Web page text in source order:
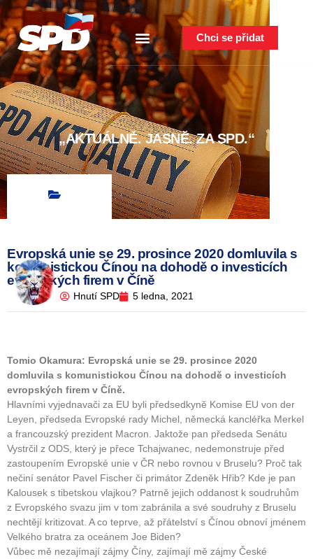
Chci se přidat
„AKTUÁLNĚ. JASNĚ. ZA SPD.“
Evropská unie se 29. prosince 2020 domluvila s
komunistickou Čínou na dohodě o investicích
evropských firem v Číně
Hnutí SPD 5 ledna, 2021
Tomio Okamura: Evropská unie se 29. prosince 2020
domluvila s komunistickou Čínou na dohodě o investicích
evropských firem v Číně.
Hlavními vyjednavači za EU byli předsedkyně Komise EU von der
Leyen, předseda Evropské rady Michel, německá kancléřka Merkel
a francouzský prezident Macron. Jaktože pan předseda Senátu
Vystrčil z ODS, který je přece Tchajwanec, nedemonstruje před
zastoupením Evropské unie v ČR nebo rovnou v Bruselu? Proč tak
nečiní senátor Pavel Fischer či primátor Zdeněk Hřib? Kde je pan
Kalousek s tibetskou vlajkou? Patrně jejich oddanost k soudruhům
z Evropského svazu jim v tom zabránila a své soudruhy z Bruselu
nechtějí kritizovat. A co teprve, až přátelství s Čínou obnoví jménem
Velkého bratra za oceánem Joe Biden?
Vůbec mě nezajímají zájmy Číny, zajímají mě zájmy České